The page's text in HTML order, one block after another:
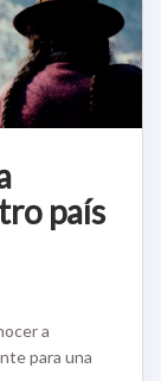
país
a
para una